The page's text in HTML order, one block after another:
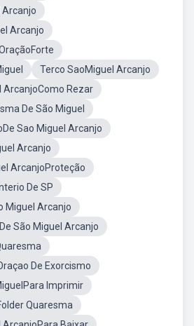
Arcanjo
Arcanjo
Terco SaoMiguel Arcanjo
ArcanjoComo Rezar
De São Miguel
Sao Miguel Arcanjo
Arcanjo
ArcanjoProteção
De SP
Miguel Arcanjo
São Miguel Arcanjo
De Exorcismo
Imprimir
Quaresma